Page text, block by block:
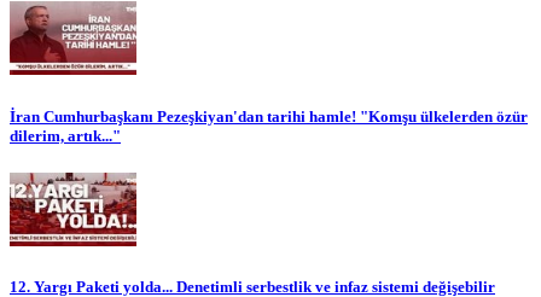
İran Cumhurbaşkanı Pezeşkiyan'dan tarihi hamle! "Komşu ülkelerden özür
dilerim, artık..."
12. Yargı Paketi yolda... Denetimli serbestlik ve infaz sistemi değişebilir